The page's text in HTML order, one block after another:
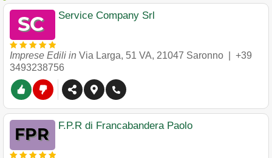
Service Company Srl
Imprese Edili in Via Larga, 51 VA, 21047 Saronno
+39
3493238756
F.P.R di Francabandera Paolo